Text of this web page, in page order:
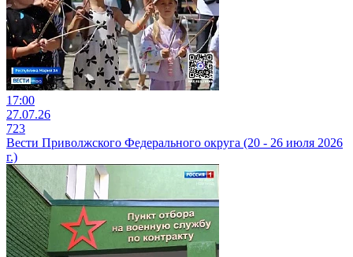
17:00
27.07.26
723
Вести Приволжского Федерального округа (20 - 26 июля 2026
г.)